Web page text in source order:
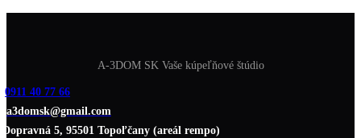
A-3DOM SK Vaše kúpeľňové štúdio
0911 40 77 66
a3domsk@gmail.com
Dopravná 5, 95501 Topoľčany (areál rempo)